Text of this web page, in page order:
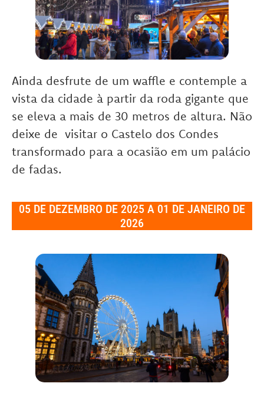
Ainda desfrute de um waffle e contemple a
vista da cidade à partir da roda gigante que
se eleva a mais de 30 metros de altura. Não
deixe de visitar o Castelo dos Condes
transformado para a ocasião em um palácio
de fadas.
05 DE DEZEMBRO DE 2025 A 01 DE JANEIRO DE
2026